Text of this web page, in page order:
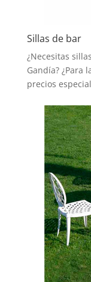
Sillas de bar
¿Necesitas
Gandía? ¿Para
precios